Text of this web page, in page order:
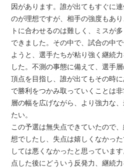
因があります。誰が出てもすぐに
のが理想ですが、相手の強度もあ
トに合わせるのは難しく、ミスが
できました。その中で、試合の中
ようと、選手たちが粘り強く継続
した。不測の事態に備えて、選手
頂点を目指し、誰が出てもその時
で勝利をつかみ取っていくことは
層の幅を広げながら、より強力な
たい。
この予選は無失点できていたので
想でしたし、失点は嬉しくなかっ
しては悪くなかったと思っていま
点した後にどういう反発力、継続